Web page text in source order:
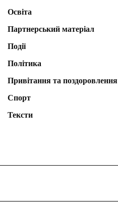
Освіта
Партнерський матеріал
Події
Політика
Привітання та поздоровлення
Спорт
Тексти